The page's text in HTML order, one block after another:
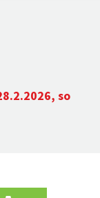
so